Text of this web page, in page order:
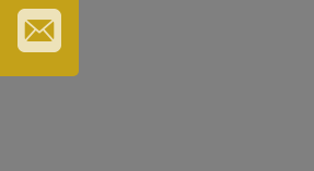
ÉS
TURISZTIKAI
KÁRTYA